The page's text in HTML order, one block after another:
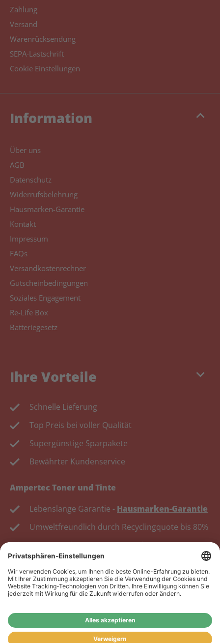
Zahlung
Versand
Warenrücksendung
SEPA-Lastschrift
Cookie Einstellungen
keyboard_arrow_up
Information
Über uns
AGB
Datenschutz
Widerrufsbelehrung
Hausmarken-Garantie
Kontakt
Impressum
FAQs
Versandkostenrechner
Gutscheinbedingungen
Soziales Engagement
Re-Life Box
Batteriegesetz
keyboard_arrow_down
Ihre Vorteile
Schnelle Lieferung
Top Preis bei voller Qualität
Supergünstige Sparpakete
Bewährter Kundenservice
Ampertec Toner und Tinte
Lebenslange Garantie - Hausmarken-Garantie
Umweltfreundlich durch Recyclingquote bis 80%
Kosten senken, Ressourcen schonen.
Wiederverkäufer:
Wiederverkäufer sind, registrieren Sie sich bitte in
unserem Händler-Portalwww.tonerhersteller.de